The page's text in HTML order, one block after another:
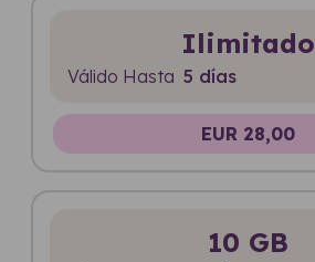
Ilimitado
Válido Hasta 5 días
EUR 28,00
10 GB